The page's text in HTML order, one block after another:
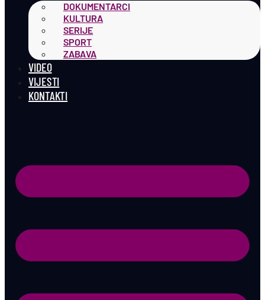
DOKUMENTARCI
KULTURA
SERIJE
SPORT
ZABAVA
VIDEO
VIJESTI
KONTAKTI